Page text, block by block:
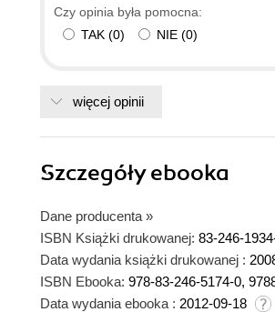
Czy opinia była pomocna:
TAK (0) NIE (0)
więcej opinii
Szczegółyebooka
Dane producenta »
ISBN Książki drukowanej: 83-246-
Data wydania książki drukowanej :
ISBN Ebooka: 978-83-246-5174-0,
Data wydania ebooka : 2012-09-18